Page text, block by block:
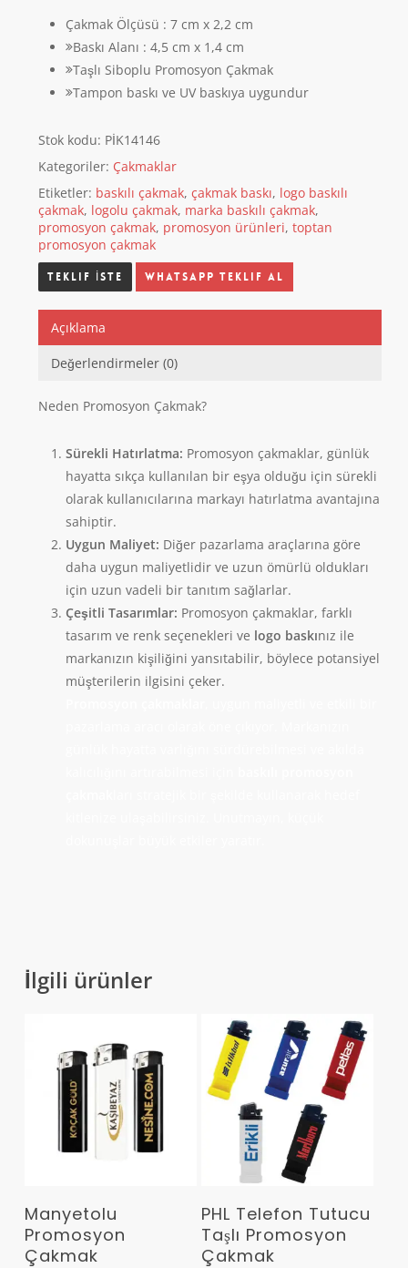
Çakmak Ölçüsü : 7 cm x 2,2 cm
Baskı Alanı : 4,5 cm x 1,4 cm
Taşlı Siboplu Promosyon Çakmak
Tampon baskı ve UV baskıya uygundur
Stok kodu: PİK14146
Kategoriler: Çakmaklar
Etiketler: baskılı çakmak, çakmak baskı, logo baskılı
çakmak, logolu çakmak, marka baskılı çakmak,
promosyon çakmak, promosyon ürünleri, toptan
promosyon çakmak
Whatsapp Teklif Al
Açıklama
Değerlendirmeler (0)
Neden Promosyon Çakmak?
Sürekli Hatırlatma: Promosyon çakmaklar, günlük
hayatta sıkça kullanılan bir eşya olduğu için sürekli
olarak kullanıcılarına markayı hatırlatma avantajına
sahiptir.
Uygun Maliyet: Diğer pazarlama araçlarına göre
daha uygun maliyetlidir ve uzun ömürlü oldukları
için uzun vadeli bir tanıtım sağlarlar.
Çeşitli Tasarımlar: Promosyon çakmaklar, farklı
tasarım ve renk seçenekleri ve logo baskınız ile
markanızın kişiliğini yansıtabilir, böylece potansiyel
müşterilerin ilgisini çeker.
İlgili ürünler
Devamını Oku
Manyetolu
Promosyon
Çakmak
Devamını Oku
PHL Telefon Tutucu
Taşlı Promosyon
Çakmak